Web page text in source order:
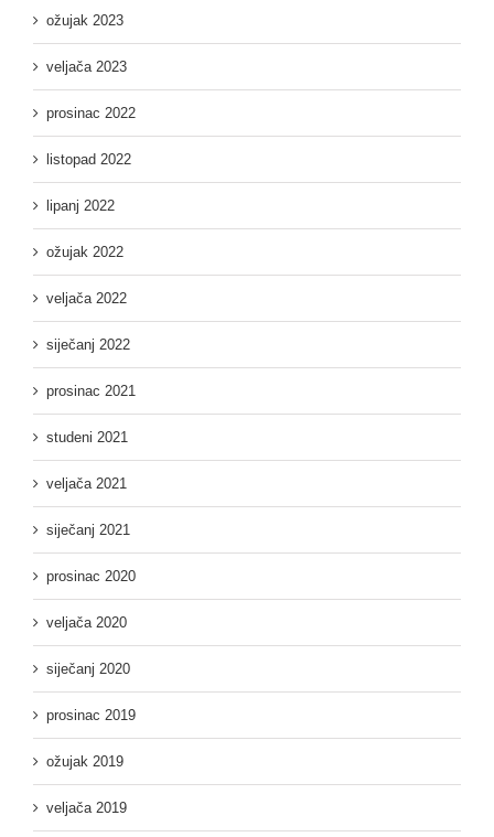
ožujak 2023
veljača 2023
prosinac 2022
listopad 2022
lipanj 2022
ožujak 2022
veljača 2022
siječanj 2022
prosinac 2021
studeni 2021
veljača 2021
siječanj 2021
prosinac 2020
veljača 2020
siječanj 2020
prosinac 2019
ožujak 2019
veljača 2019